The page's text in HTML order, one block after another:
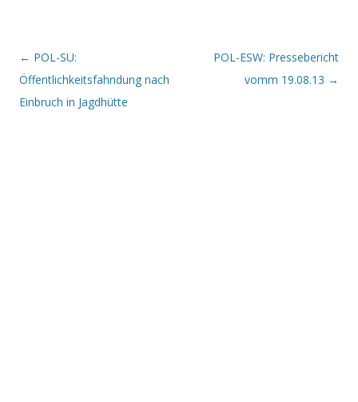
Beitrags-Navigation
← POL-SU:
Öffentlichkeitsfahndung nach
Einbruch in Jagdhütte
POL-ESW: Pressebericht
vomm 19.08.13 →